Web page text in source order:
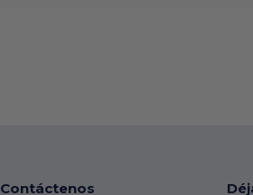
Contáctenos